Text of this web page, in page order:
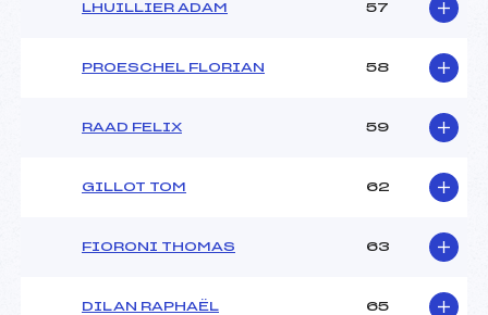
LHUILLIER ADAM 57
PROESCHEL FLORIAN 58
RAAD FELIX 59
GILLOT TOM 62
FIORONI THOMAS 63
DILAN RAPHAËL 65